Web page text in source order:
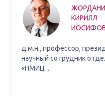
КИРИЛЛ
д.м.н., профессор,
научный сотрудник
«НМИЦ…